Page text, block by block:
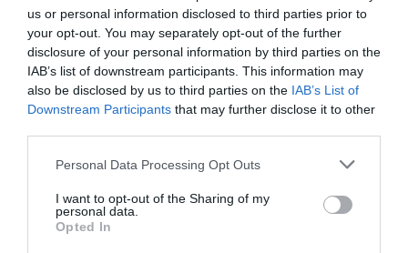
us or personal information disclosed to third parties prior to
your opt-out. You may separately opt-out of the further
disclosure of your personal information by third parties on the
IAB’s list of downstream participants. This information may
also be disclosed by us to third parties on the IAB’s List of
Downstream Participants that may further disclose it to other
Personal Data Processing Opt Outs
I want to opt-out of the Sharing of my
personal data.
Opted In
Huvudrätter Dill Grädde Citron
Torsk
Fisk
Fest Vardag Lättlagat
Svensk mat
Ugnsrätter
Gratänger
E-mail
Medel:4.2 (31
Uppskattat näringsvärde per portion: